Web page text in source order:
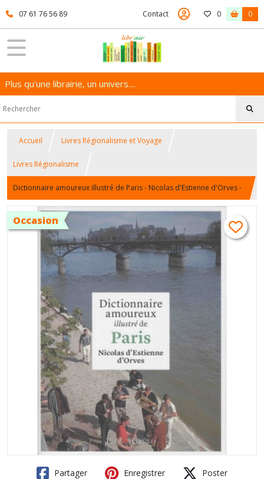
07 61 76 56 89 Contact 0 0
Plus qu'une librairie, un univers....
Accueil Livres Régionalisme et Voyage
Livres Régionalisme
Dictionnaire amoureux illustré de Paris - Nicolas d'Estienne d'Orves -
Plon - Gründ - 9782324019883 - Livre d'occasion
Occasion
Partager Enregistrer Poster